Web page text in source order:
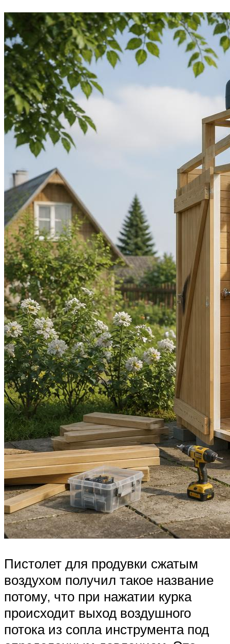
Пистолет для продувки сжатым
воздухом получил такое название
потому, что при нажатии курка
происходит выход воздушного
потока из сопла инструмента под